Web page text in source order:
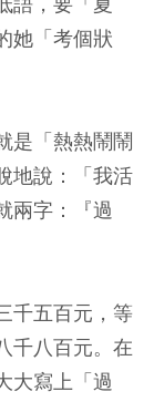
她「考個狀
是「熱熱鬧鬧
地說：「我活
兩字：『過
千五百元，等
千八百元。在
大寫上「過